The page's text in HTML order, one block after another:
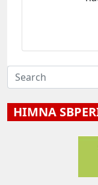
HIMNA